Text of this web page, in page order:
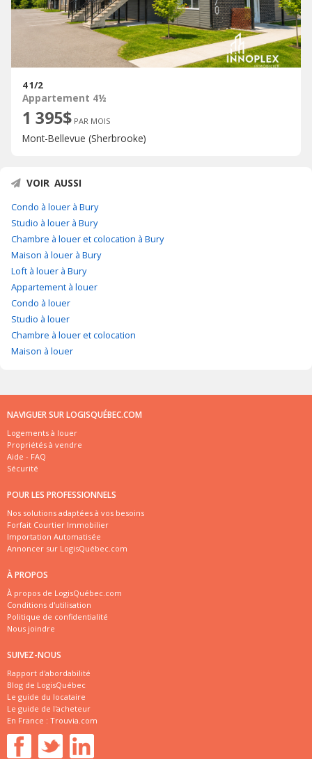
4 1/2
Appartement 4½
1 395$ PAR MOIS
Mont-Bellevue (Sherbrooke)
VOIR AUSSI
Condo à louer à Bury
Studio à louer à Bury
Chambre à louer et colocation à Bury
Maison à louer à Bury
Loft à louer à Bury
Appartement à louer
Condo à louer
Studio à louer
Chambre à louer et colocation
Maison à louer
NAVIGUER SUR LOGISQUÉBEC.COM
Logements à louer
Propriétés à vendre
Aide - FAQ
Sécurité
POUR LES PROFESSIONNELS
Nos solutions adaptées à vos besoins
Forfait Courtier Immobilier
Importation Automatisée
Annoncer sur LogisQuébec.com
À PROPOS
À propos de LogisQuébec.com
Conditions d'utilisation
Politique de confidentialité
Nous joindre
SUIVEZ-NOUS
Rapport d'abordabilité
Blog de LogisQuébec
Le guide du locataire
Le guide de l'acheteur
En France : Trouvia.com